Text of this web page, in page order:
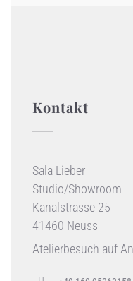
Kontakt
Sala Lieber
Studio/Showroom
Kanalstrasse 25
41460 Neuss
Atelierbesuch auf